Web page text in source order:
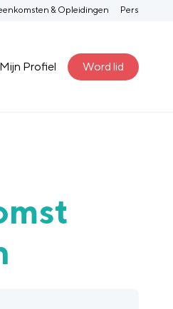
Mijn Profiel Word lid
& Opleidingen Pers